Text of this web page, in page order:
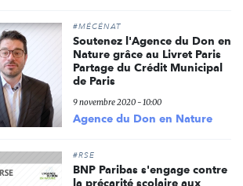
#MÉCÉNAT
Soutenez l'Agence du Don en
Nature grâce au Livret Paris
Partage du Crédit Municipal
de Paris
9 novembre 2020 - 10:00
Agence du Don en Nature
#RSE
BNP Paribas s'engage contre
la précarité scolaire aux